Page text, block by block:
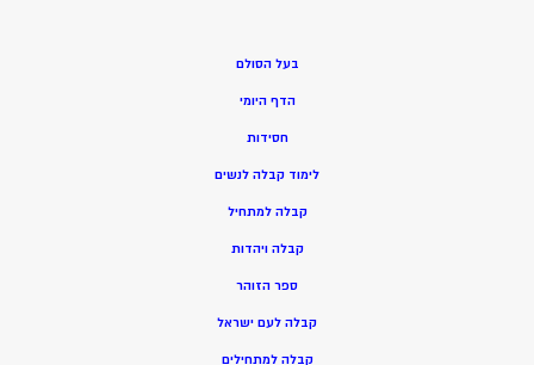
בעל הסולם
הדף היומי
חסידות
לימוד קבלה לנשים
קבלה למתחיל
קבלה ויהדות
ספר הזוהר
קבלה לעם ישראל
קבלה למתחילים